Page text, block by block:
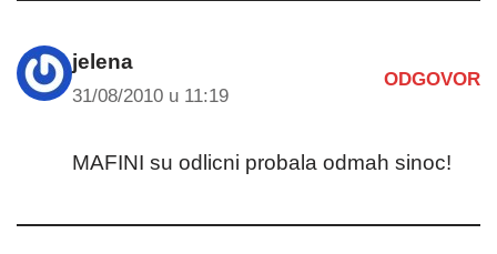
jelena
31/08/2010 u 11:19
ODGOVOR
MAFINI su odlicni probala odmah sinoc!